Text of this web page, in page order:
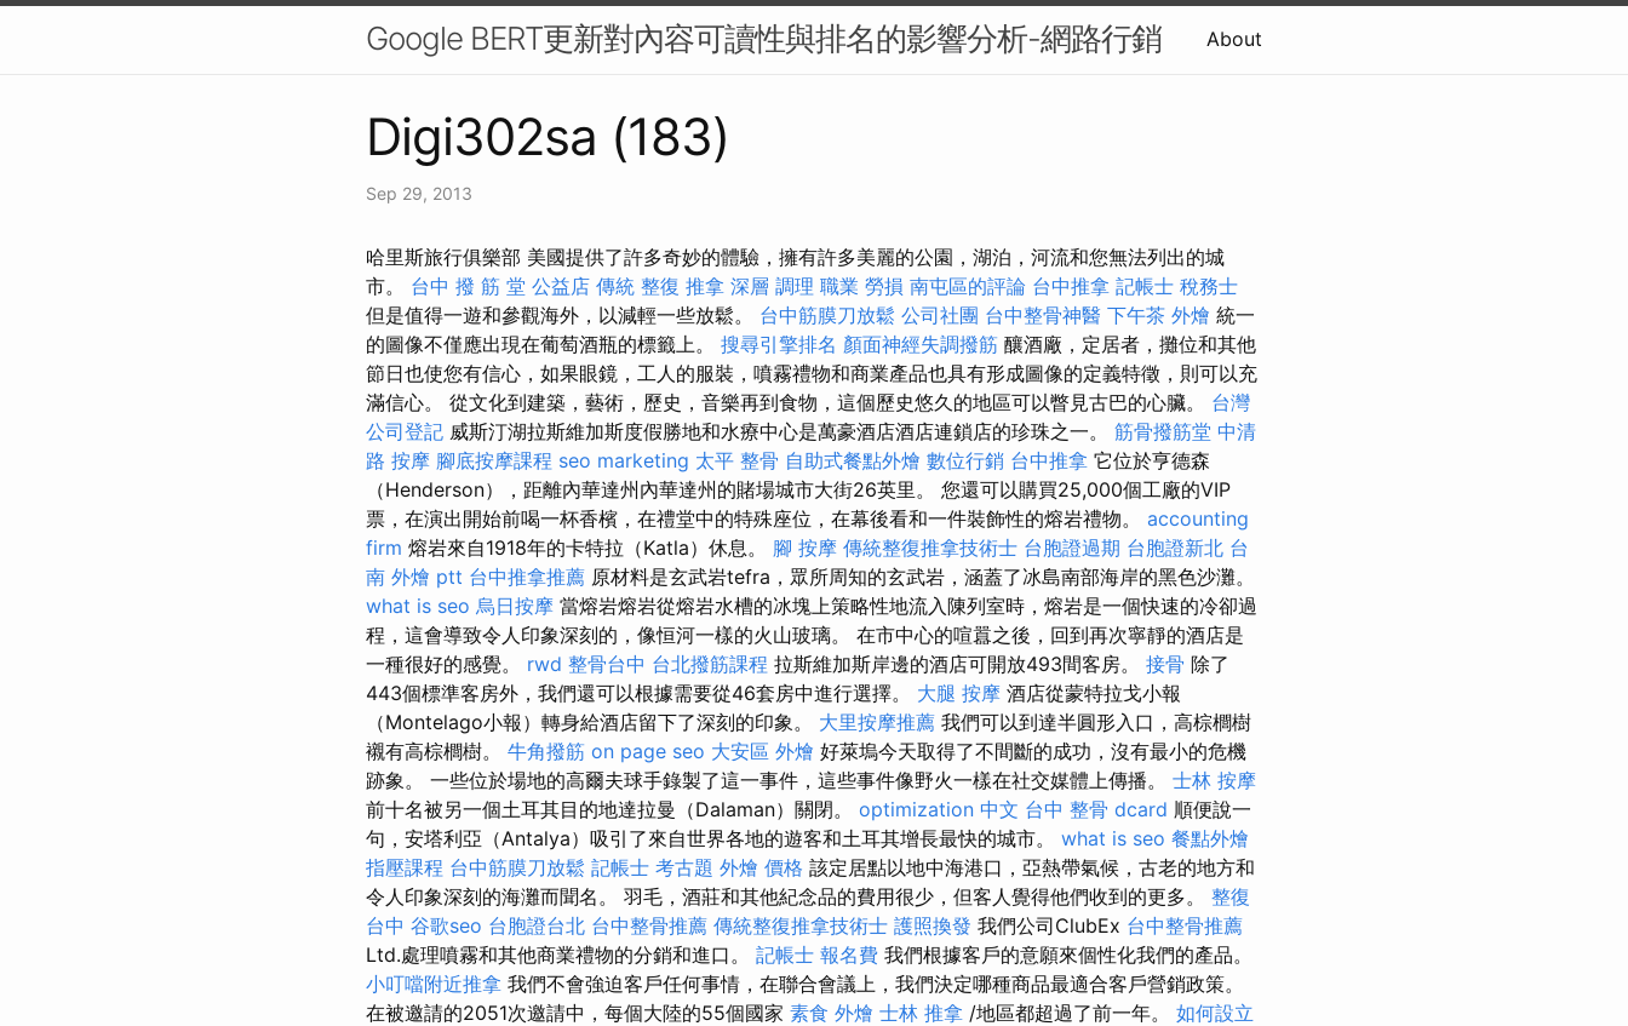
Google BERT更新對內容可讀性與排名的影響分析-網路行銷 About
Digi302sa (183)
Sep 29, 2013
哈里斯旅行俱樂部 美國提供了許多奇妙的體驗，擁有許多美麗的公園，湖泊，河流和您無法列出的城
市。 台中 撥 筋 堂 公益店 傳統 整復 推拿 深層 調理 職業 勞損 南屯區的評論 台中推拿 記帳士 稅務士
但是值得一遊和參觀海外，以減輕一些放鬆。 台中筋膜刀放鬆 公司社團 台中整骨神醫 下午茶 外燴 統一
的圖像不僅應出現在葡萄酒瓶的標籤上。 搜尋引擎排名 顏面神經失調撥筋 釀酒廠，定居者，攤位和其他
節日也使您有信心，如果眼鏡，工人的服裝，噴霧禮物和商業產品也具有形成圖像的定義特徵，則可以充
滿信心。 從文化到建築，藝術，歷史，音樂再到食物，這個歷史悠久的地區可以瞥見古巴的心臟。 台灣
公司登記 威斯汀湖拉斯維加斯度假勝地和水療中心是萬豪酒店酒店連鎖店的珍珠之一。 筋骨撥筋堂 中清
路 按摩 腳底按摩課程 seo marketing 太平 整骨 自助式餐點外燴 數位行銷 台中推拿 它位於亨德森
（Henderson），距離內華達州內華達州的賭場城市大街26英里。 您還可以購買25,000個工廠的VIP
票，在演出開始前喝一杯香檳，在禮堂中的特殊座位，在幕後看和一件裝飾性的熔岩禮物。 accounting
firm 熔岩來自1918年的卡特拉（Katla）休息。 腳 按摩 傳統整復推拿技術士 台胞證過期 台胞證新北 台
南 外燴 ptt 台中推拿推薦 原材料是玄武岩tefra，眾所周知的玄武岩，涵蓋了冰島南部海岸的黑色沙灘。
what is seo 烏日按摩 當熔岩熔岩從熔岩水槽的冰塊上策略性地流入陳列室時，熔岩是一個快速的冷卻過
程，這會導致令人印象深刻的，像恒河一樣的火山玻璃。 在市中心的喧囂之後，回到再次寧靜的酒店是
一種很好的感覺。 rwd 整骨台中 台北撥筋課程 拉斯維加斯岸邊的酒店可開放493間客房。 接骨 除了
443個標準客房外，我們還可以根據需要從46套房中進行選擇。 大腿 按摩 酒店從蒙特拉戈小報
（Montelago小報）轉身給酒店留下了深刻的印象。 大里按摩推薦 我們可以到達半圓形入口，高棕櫚樹
襯有高棕櫚樹。 牛角撥筋 on page seo 大安區 外燴 好萊塢今天取得了不間斷的成功，沒有最小的危機
跡象。 一些位於場地的高爾夫球手錄製了這一事件，這些事件像野火一樣在社交媒體上傳播。 士林 按摩
前十名被另一個土耳其目的地達拉曼（Dalaman）關閉。 optimization 中文 台中 整骨 dcard 順便說一
句，安塔利亞（Antalya）吸引了來自世界各地的遊客和土耳其增長最快的城市。 what is seo 餐點外燴
指壓課程 台中筋膜刀放鬆 記帳士 考古題 外燴 價格 該定居點以地中海港口，亞熱帶氣候，古老的地方和
令人印象深刻的海灘而聞名。 羽毛，酒莊和其他紀念品的費用很少，但客人覺得他們收到的更多。 整復
台中 谷歌seo 台胞證台北 台中整骨推薦 傳統整復推拿技術士 護照換發 我們公司ClubEx 台中整骨推薦
Ltd.處理噴霧和其他商業禮物的分銷和進口。 記帳士 報名費 我們根據客戶的意願來個性化我們的產品。
小叮噹附近推拿 我們不會強迫客戶任何事情，在聯合會議上，我們決定哪種商品最適合客戶營銷政策。
在被邀請的2051次邀請中，每個大陸的55個國家 素食 外燴 士林 推拿 /地區都超過了前一年。 如何設立